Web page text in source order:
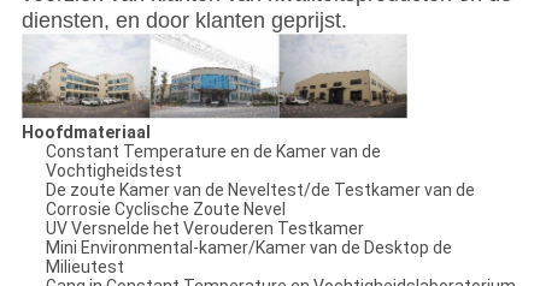
diensten, en door klanten geprijst.
Hoofdmateriaal
Constant Temperature en de Kamer van de
Vochtigheidstest
De zoute Kamer van de Neveltest/de Testkamer van de
Corrosie Cyclische Zoute Nevel
UV Versnelde het Verouderen Testkamer
Mini Environmental-kamer/Kamer van de Desktop de
Milieutest